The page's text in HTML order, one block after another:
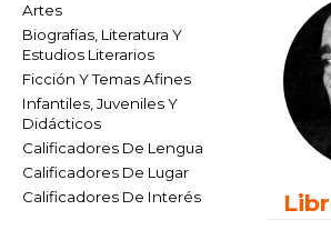
Artes
Biografías, Literatura Y
Estudios Literarios
Ficción Y Temas Afines
Infantiles, Juveniles Y
Didácticos
Calificadores De Lengua
Calificadores De Lugar
Calificadores De Interés